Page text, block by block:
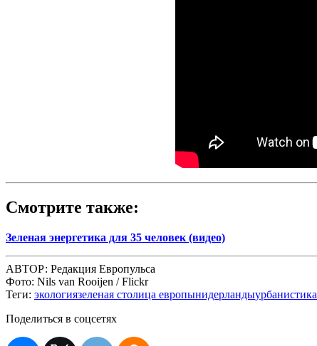
Смотрите также:
Зеленая энергетика для 35 человек (видео)
АВТОР: Редакция Европульса
Фото: Nils van Rooijen / Flickr
Теги: экологиязеленая столица европынидерландыурбанистика
Поделиться в соцсетях